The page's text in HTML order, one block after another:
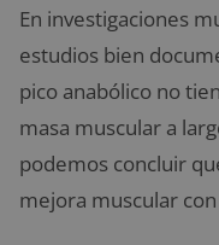
En investigaciones
estudios bien
pico anabólico no
masa muscular a
podemos concluir
mejora muscular